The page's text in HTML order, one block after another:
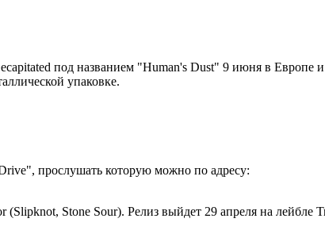
под названием "Human's Dust" 9 июня в
упаковке.
прослушать которую можно по адресу:
Stone Sour). Релиз выйдет 29 апреля на лейбле